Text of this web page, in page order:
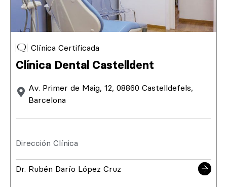
Clínica Certificada
Clínica Dental Castelldent
Av. Primer de Maig, 12, 08860 Castelldefels,
Barcelona
Dirección Clínica
Dr. Rubén Darío López Cruz